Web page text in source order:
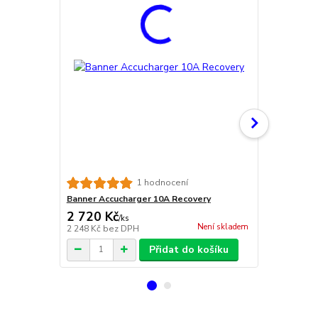
1 hodnocení
Banner Accucharger 10A Recovery
2 720 Kč/ks
2 248 Kč bez DPH Není skladem
Přidat do košíku